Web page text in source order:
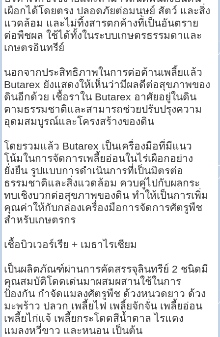
เผือกได้โดยตรง ปลอดภัยต่อมนุษย์ สัตว์ และสิ่ง
แวดล้อม และไม่ทิ้งสารตกค้างที่เป็นอันตราย
ต่อพืชผล ใช้ได้ทั้งในระบบเกษตรธรรมดาและ
เกษตรอินทรีย์
นอกจากประสิทธิภาพในการต่อต้านเพลี้ยแล้ว
Butarex ยังแสดงให้เห็นว่ามีผลดีต่อสุขภาพของ
ดินอีกด้วย เชื้อราใน Butarex อาศัยอยู่ในดิน
ตามธรรมชาติและสามารถช่วยปรับปรุงความ
อุดมสมบูรณ์และโครงสร้างของดิน
โดยรวมแล้ว Butarex เป็นเครื่องมือที่มีแนว
โน้มในการจัดการเพลี้ยอ่อนในไร่เผือกอย่าง
ยั่งยืน รูปแบบการดำเนินการที่เป็นมิตรต่อ
ธรรมชาติและสิ่งแวดล้อม ควบคู่ไปกับผลกระ
ทบเชิงบวกต่อสุขภาพของดิน ทำให้เป็นการเพิ่ม
คุณค่าให้กับกล่องเครื่องมือการจัดการศัตรูพืช
สำหรับเกษตรกร
เชื้อบิวเวอร์เรีย + เมธาไรเซียม
เป็นผลิตภัณฑ์ผ่านการคัดสรรจุลินทรีย์ 2 ชนิดมี
คุณสมบัติโดดเด่นมาผสมผสานใช้ในการ
ป้องกัน กำจัดแมลงศัตรูพืช ด้วงหนวดยาว ด้วง
มะพร้าว ปลวก เพลี้ยไฟ เพลี้ยจักจั่น เพลี้ยอ่อน
เพลี้ยไก่แจ้ เพลี้ยกระโดดสีน้ำตาล ไรแดง
แมลงหวี่ขาว และหนอน เป็นต้น